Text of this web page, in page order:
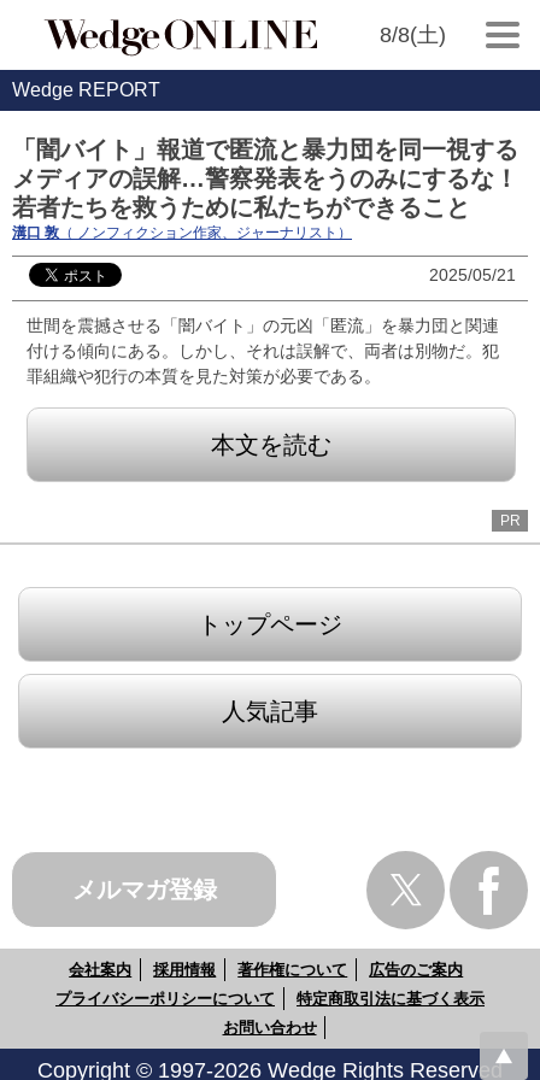
8/8(土)
Wedge REPORT
「闇バイト」報道で匿流と暴力団を同一視する
メディアの誤解…警察発表をうのみにするな！
若者たちを救うために私たちができること
溝口 敦 （ ノンフィクション作家、ジャーナリスト）
2025/05/21
世間を震撼させる「闇バイト」の元凶「匿流」を暴力団と関連
付ける傾向にある。しかし、それは誤解で、両者は別物だ。犯
罪組織や犯行の本質を見た対策が必要である。
本文を読む
PR
トップページ
人気記事
メルマガ登録
会社案内 採用情報 著作権について
広告のご案内
プライバシーポリシーについて
特定商取引法に基づく表示
お問い合わせ
Copyright © 1997-2026 Wedge Rights Reserved